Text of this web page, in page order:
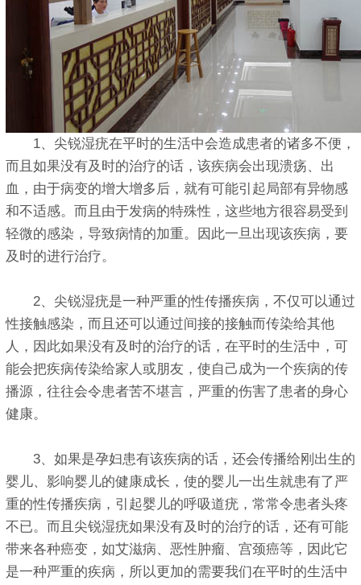
1、尖锐湿疣在平时的生活中会造成患者的诸多不便，
而且如果没有及时的治疗的话，该疾病会出现溃疡、出
血，由于病变的增大增多后，就有可能引起局部有异物感
和不适感。而且由于发病的特殊性，这些地方很容易受到
轻微的感染，导致病情的加重。因此一旦出现该疾病，要
及时的进行治疗。
2、尖锐湿疣是一种严重的性传播疾病，不仅可以通过
性接触感染，而且还可以通过间接的接触而传染给其他
人，因此如果没有及时的治疗的话，在平时的生活中，可
能会把疾病传染给家人或朋友，使自己成为一个疾病的传
播源，往往会令患者苦不堪言，严重的伤害了患者的身心
健康。
3、如果是孕妇患有该疾病的话，还会传播给刚出生的
婴儿、影响婴儿的健康成长，使的婴儿一出生就患有了严
重的性传播疾病，引起婴儿的呼吸道疣，常常令患者头疼
不已。而且尖锐湿疣如果没有及时的治疗的话，还有可能
带来各种癌变，如艾滋病、恶性肿瘤、宫颈癌等，因此它
是一种严重的疾病，所以更加的需要我们在平时的生活中